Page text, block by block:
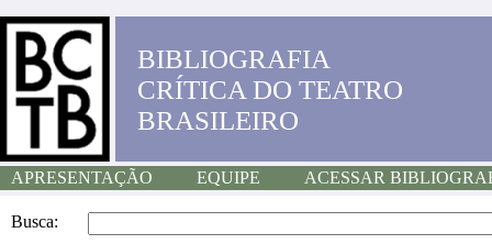
BIBLIOGRAFIA
CRÍTICA DO TEATRO
BRASILEIRO
APRESENTAÇÃO EQUIPE ACESSAR
Busca: